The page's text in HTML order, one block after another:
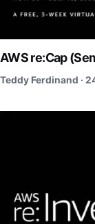
AWS re:Cap
Teddy Ferdinand ·